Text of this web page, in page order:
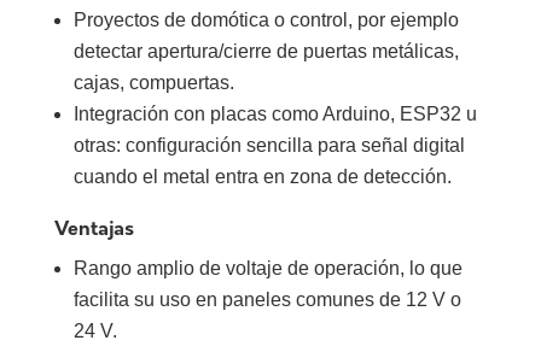
Proyectos de domótica o control, por ejemplo
detectar apertura/cierre de puertas metálicas,
cajas, compuertas.
Integración con placas como Arduino, ESP32 u
otras: configuración sencilla para señal digital
cuando el metal entra en zona de detección.
Ventajas
Rango amplio de voltaje de operación, lo que
facilita su uso en paneles comunes de 12 V o
24 V.